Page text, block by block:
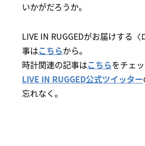
いかがだろうか。
LIVE IN RUGGEDがお届けする
事はこちらから。
時計関連の記事はこちらをチェッ
LIVE IN RUGGED公式ツイッター
忘れなく。